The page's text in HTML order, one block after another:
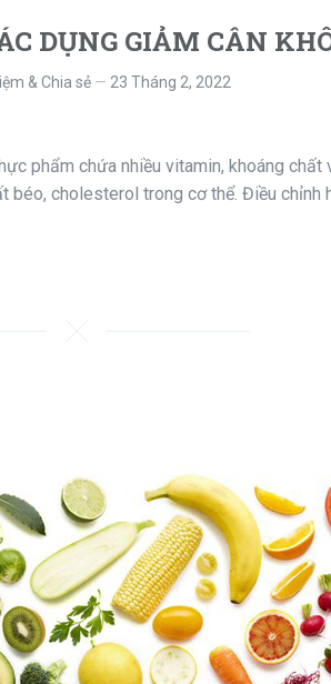
DỤNG GIẢM CÂN
& Chia sẻ 23 Tháng 2, 2022
phẩm chứa nhiều vitamin, khoáng
béo, cholesterol trong cơ thể. Điều chỉnh